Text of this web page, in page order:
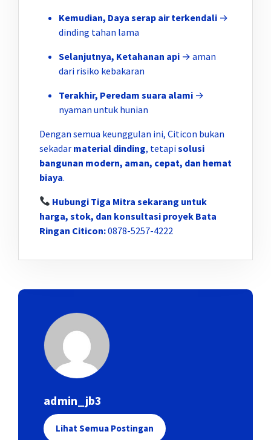
Kemudian, Daya serap air terkendali →
dinding tahan lama
Selanjutnya, Ketahanan api → aman
dari risiko kebakaran
Terakhir, Peredam suara alami →
nyaman untuk hunian
Dengan semua keunggulan ini, Citicon bukan
sekadar material dinding, tetapisolusi
bangunan modern, aman, cepat, dan hemat
biaya.
Hubungi Tiga Mitra sekarang untuk
harga, stok, dan konsultasi proyek Bata
Ringan Citicon:0878-5257-4222
admin_jb3
Lihat Semua Postingan